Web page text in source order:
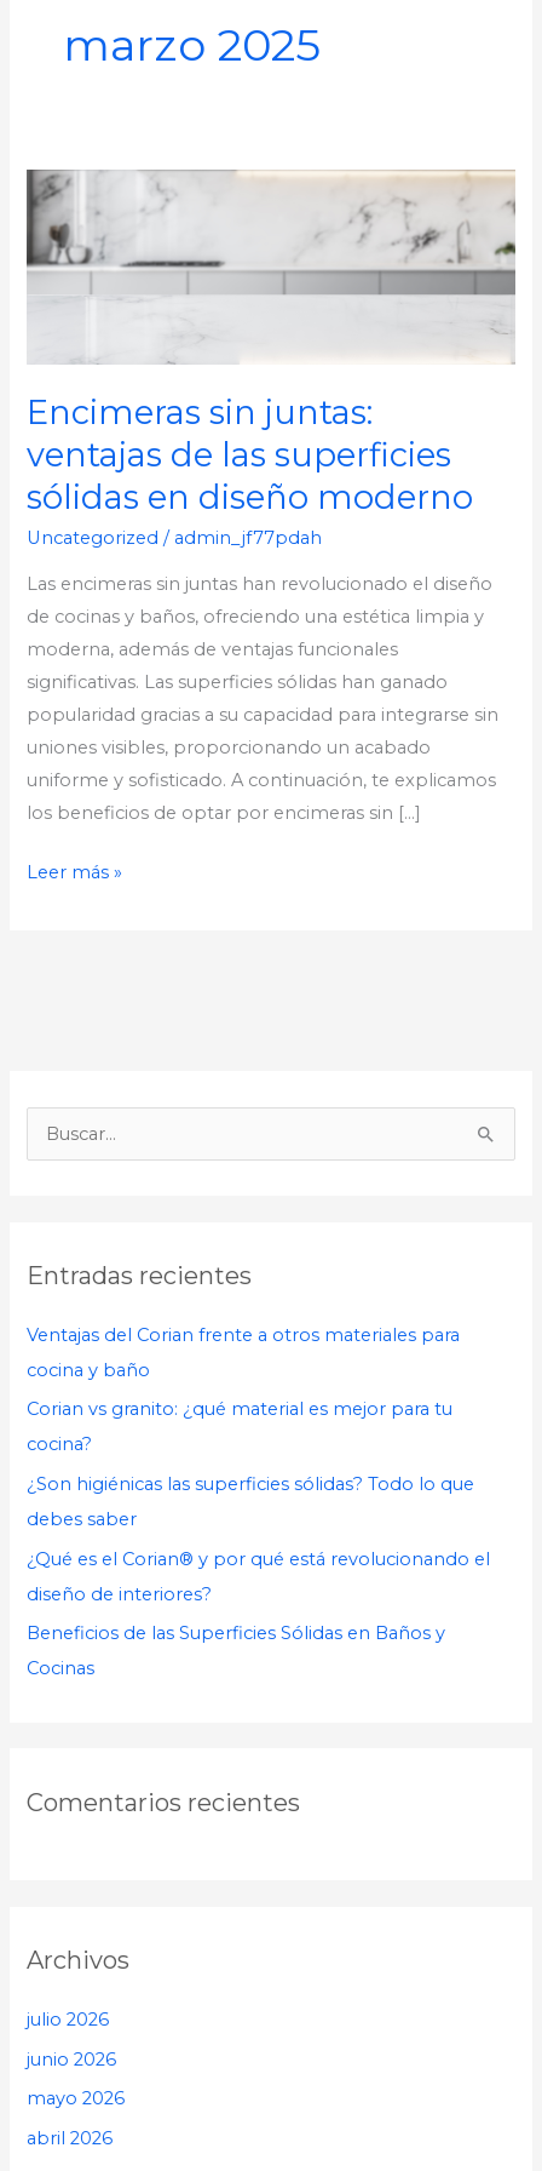
marzo 2025
Encimeras sin juntas:
ventajas de las superficies
sólidas en diseño moderno
Uncategorized / admin_jf77pdah
Las encimeras sin juntas han revolucionado el diseño
de cocinas y baños, ofreciendo una estética limpia y
moderna, además de ventajas funcionales
significativas. Las superficies sólidas han ganado
popularidad gracias a su capacidad para integrarse sin
uniones visibles, proporcionando un acabado
uniforme y sofisticado. A continuación, te explicamos
los beneficios de optar por encimeras sin […]
Encimeras
juntas:
sólidas
en
diseño
moderno
Leer más »
a
r
:
Entradas recientes
Ventajas del Corian frente a otros materiales para
cocina y baño
Corian vs granito: ¿qué material es mejor para tu
cocina?
¿Son higiénicas las superficies sólidas? Todo lo que
debes saber
¿Qué es el Corian® y por qué está revolucionando el
diseño de interiores?
Beneficios de las Superficies Sólidas en Baños y
Cocinas
Comentarios recientes
Archivos
julio 2026
junio 2026
mayo 2026
abril 2026